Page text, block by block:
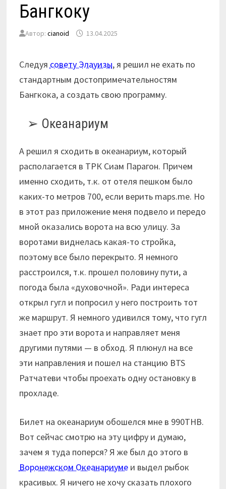
Бангкоку
Автор: cianoid 13.04.2025
Следуя совету Элауизы, я решил не ехать по
стандартным достопримечательностям
Бангкока, а создать свою программу.
Океанариум
А решил я сходить в океанариум, который
располагается в ТРК Сиам Парагон. Причем
именно сходить, т.к. от отеля пешком было
каких-то метров 700, если верить maps.me. Но
в этот раз приложение меня подвело и передо
мной оказались ворота на всю улицу. За
воротами виднелась какая-то стройка,
поэтому все было перекрыто. Я немного
расстроился, т.к. прошел половину пути, а
погода была «духовочной». Ради интереса
открыл гугл и попросил у него построить тот
же маршрут. Я немного удивился тому, что гугл
знает про эти ворота и направляет меня
другими путями — в обход. Я плюнул на все
эти направления и пошел на станцию BTS
Ратчатеви чтобы проехать одну остановку в
прохладе.
Билет на океанариум обошелся мне в 990THB.
Вот сейчас смотрю на эту цифру и думаю,
зачем я туда поперся? Я же был до этого в
Воронежском Океанариумеи выдел рыбок
красивых. Я ничего не хочу сказать плохого